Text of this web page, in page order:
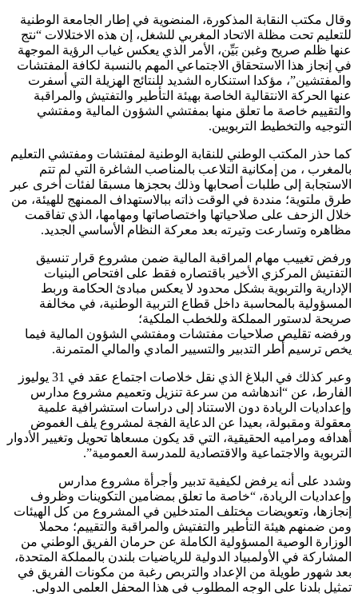
وقال مكتب النقابة المذكورة، المنضوية في إطار الجامعة الوطنية
للتعليم تحت مظلة الاتحاد المغربي للشغل، إن هذه الاختلالات “نتج
عنها ظلم صريح وغبن بَيِّن، الأمر الذي يعكس غياب الرؤية الموجهة
في إنجاز هذا الاستحقاق الاجتماعي المهم بالنسبة لكافة المفتشات
والمفتشين”، مؤكدا استنكاره الشديد للنتائج الهزيلة التي أسفرت
عنها الحركة الانتقالية الخاصة بهيئة التأطير والتفتيش والمراقبة
والتقييم خاصة ما تعلق منها بمفتشي الشؤون المالية ومفتشي
التوجيه والتخطيط التربويين.
كما حذر المكتب الوطني للنقابة الوطنية لمفتشات ومفتشي التعليم
بالمغرب ، من إمكانية التلاعب بالمناصب الشاغرة التي لم تتم
الاستجابة إلى طلبات أصحابها وذلك بحجزها مسبقا لفئات أخرى عبر
طرق ملتوية؛ منددة في الوقت ذاته ببالاستهداف الممنهج للهيئة، من
خلال الزحف على صلاحياتها واختصاصاتها ومهامها، الذي تفاقمت
مظاهره وتسارعت وتيرته بعد معركة النظام الأساسي الجديد.
ورفض تغييب مهام المراقبة المالية ضمن مشروع قرار تنسيق
التفتيش المركزي الأخير باقتصاره فقط على افتحاص البنيات
الإدارية والتربوية بشكل محدود لا يعكس مبادئ الحكامة وربط
المسؤولية بالمحاسبة داخل قطاع التربية الوطنية، في مخالفة
صريحة لدستور المملكة وللخطب الملكية؛
ورفضه تقليص صلاحيات مفتشات ومفتشي الشؤون المالية فيما
يخص ترسيم أطر التدبير والتسيير المادي والمالي المتمرنة.
وعبر كذلك في البلاغ الذي نقل خلاصات اجتماع عقد في 31 يوليوز
الفارط، عن “اندهاشه من سرعة تنزيل وتعميم مشروع مدارس
وإعداديات الريادة دون الاستناد إلى دراسات استشرافية علمية
معقولة ومقبولة، بعيدا عن الدعاية الفجة لمشروع يلف الغموض
أهدافه ومراميه الحقيقية، التي قد يكون مسعاها تحويل وتغيير الأدوار
التربوية والاجتماعية والاقتصادية للمدرسة العمومية”.
وشدد على أنه يرفض لكيفية تدبير وأجرأة مشروع مدارس
وإعداديات الريادة، “خاصة ما تعلق بمضامين التكوينات وظروف
إنجازها، وتعويضات مختلف المتدخلين في المشروع من كل الهيئات
ومن ضمنهم هيئة التأطير والتفتيش والمراقبة والتقييم؛ محملا
الوزارة الوصية المسؤولية الكاملة عن حرمان الفريق الوطني من
المشاركة في الأولمبياد الدولية للرياضيات بلندن بالمملكة المتحدة،
بعد شهور طويلة من الإعداد والتربص رغبة من مكونات الفريق في
تمثيل بلدنا على الوجه المطلوب في هذا المحفل العلمي الدولي.